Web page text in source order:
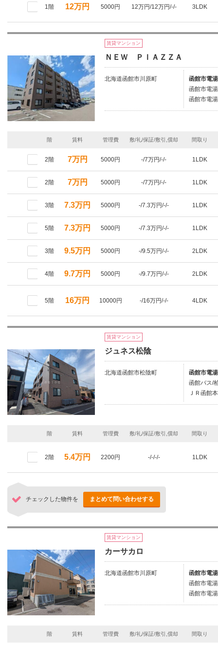
1階 12万円 5000円 12万円/12万円/-/- 3LDK
賃貸マンション
ＮＥＷ ＰＩＡＺＺＡ
北海道函館市川原町
函館市電
函館市電
函館市電
階 賃料 管理費 敷/礼/保証/敷引,償却 間取り
2階 7万円 5000円 -/7万円/-/- 1LDK
2階 7万円 5000円 -/7万円/-/- 1LDK
3階 7.3万円 5000円 -/7.3万円/-/- 1LDK
5階 7.3万円 5000円 -/7.3万円/-/- 1LDK
3階 9.5万円 5000円 -/9.5万円/-/- 2LDK
4階 9.7万円 5000円 -/9.7万円/-/- 2LDK
5階 16万円 10000円 -/16万円/-/- 4LDK
賃貸マンション
ジュネス松陰
北海道函館市松陰町
函館市電
函館バス/
ＪＲ函館
階 賃料 管理費 敷/礼/保証/敷引,償却 間取り
2階 5.4万円 2200円 -/-/-/- 1LDK
チェックした物件を まとめて問い合わせする
賃貸マンション
カーサカロ
北海道函館市川原町
函館市電
函館市電
函館市電
階 賃料 管理費 敷/礼/保証/敷引,償却 間取り